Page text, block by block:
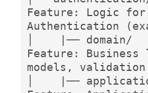
Feature: Logic for
Authentication
│    |──
Feature: Business
models, validation
│    |──